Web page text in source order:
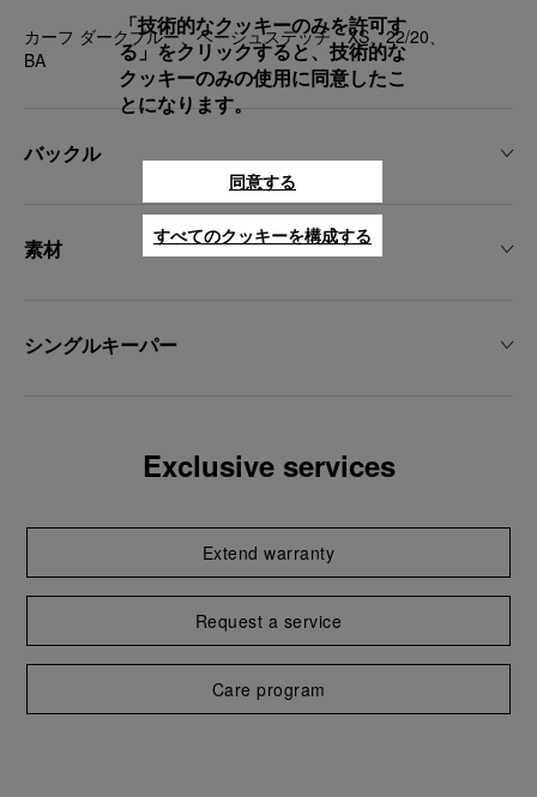
カーフ ダークブルー、ベージュステッチ、XS、22/20、
BA
バックル
素材
シングルキーパー
Exclusive services
Extend warranty
Request a service
Care program
「技術的なクッキーのみを許可す
る」をクリックすると、技術的な
クッキーのみの使用に同意したこ
とになります。
同意する
すべてのクッキーを構成する